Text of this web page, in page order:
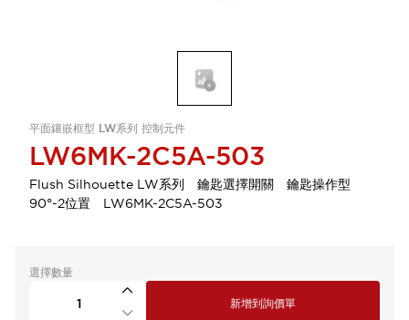
平面鑲嵌框型 LW系列 控制元件
LW6MK-2C5A-503
Flush Silhouette LW系列 鑰匙選擇開關 鑰匙操作型
90°-2位置 LW6MK-2C5A-503
選擇數量
新增到詢價單